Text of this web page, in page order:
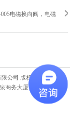
电磁换向阀，电磁换
公司 版权所有
商务大厦